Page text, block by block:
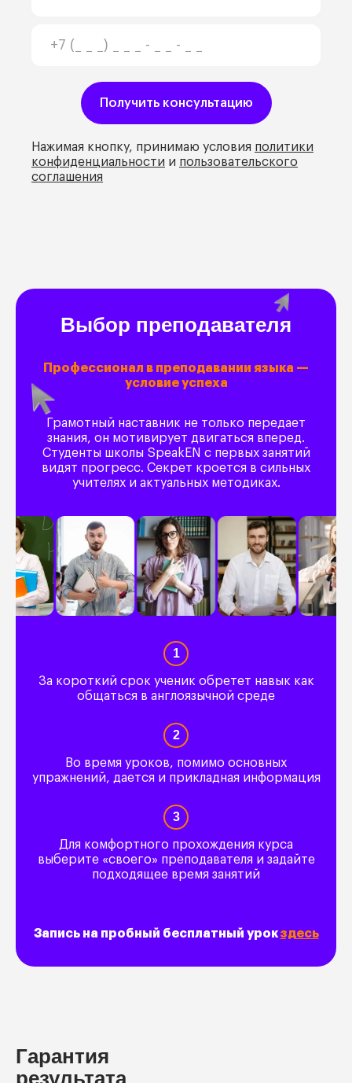
Нажимая кнопку, принимаю условия политики
конфиденциальности и пользовательского
соглашения
Выбор преподавателя
Профессионал в преподавании языка —
условие успеха
Грамотный наставник не только передает
знания, он мотивирует двигаться вперед.
Студенты школы SpeakEN с первых занятий
видят прогресс. Секрет кроется в сильных
учителях и актуальных методиках.
1
За короткий срок ученик обретет навык как
общаться в англоязычной среде
2
Во время уроков, помимо основных
упражнений, дается и прикладная информация
3
Для комфортного прохождения курса
выберите «своего» преподавателя и задайте
подходящее время занятий
Запись на пробный бесплатный урокздесь
Гарантия
результата